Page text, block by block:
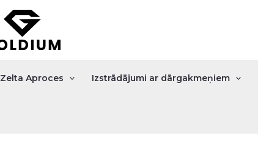
Zelta Aproces Izstrādājumi ar dārgakmeņiem